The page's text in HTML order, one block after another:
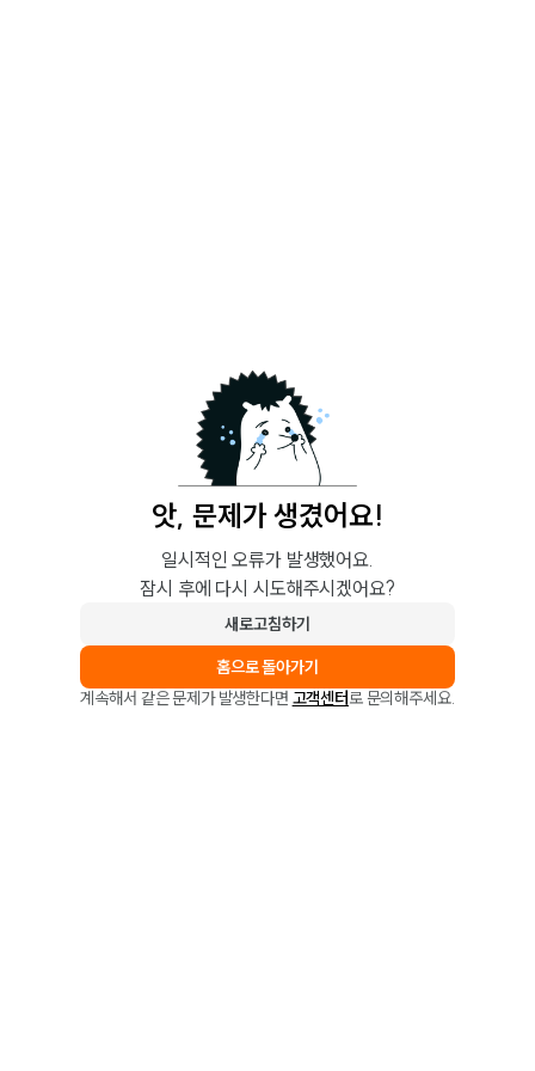
앗, 문제가 생겼어요!
일시적인 오류가 발생했어요.
잠시 후에 다시 시도해주시겠어요?
새로고침하기
홈으로 돌아가기
계속해서 같은 문제가 발생한다면 고객센터로 문의해주세요.